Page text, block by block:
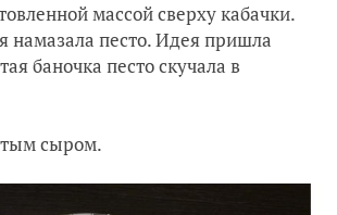
массой сверху кабачки.
намазала песто. Идея пришла
баночка песто скучала в
сыром.